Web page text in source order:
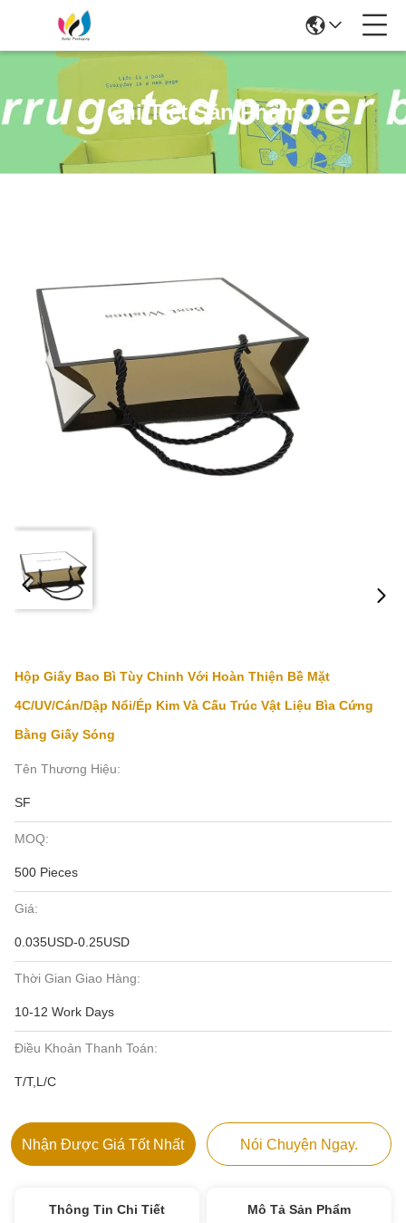
Chi Tiết Sản Phẩm
Hộp Giấy Bao Bì Tùy Chỉnh Với Hoàn Thiện Bề Mặt
4C/UV/Cán/Dập Nổi/Ép Kim Và Cấu Trúc Vật Liệu Bìa Cứng
Bằng Giấy Sóng
Tên Thương Hiệu:
SF
MOQ:
500 Pieces
Giá:
0.035USD-0.25USD
Thời Gian Giao Hàng:
10-12 Work Days
Điều Khoản Thanh Toán:
T/T,L/C
Nhận Được Giá Tốt Nhất Nói Chuyện Ngay.
Thông Tin Chi Tiết Mô Tả Sản Phẩm